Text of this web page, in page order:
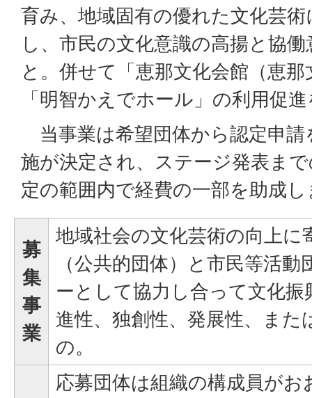
育み、地域固有の優れた文化芸
し、市民の文化意識の高揚と協
と。併せて「恵那文化会館（恵
「明智かえでホール」の利用促
当事業は希望団体から認定申請
施が決定され、ステージ発表ま
定の範囲内で経費の一部を助成
募
集
事
業
地域社会の文化芸術の向上に
（公共的団体）と市民等活
ーとして協力し合って文化
進性、独創性、発展性、また
の。
応募団体は組織の構成員が